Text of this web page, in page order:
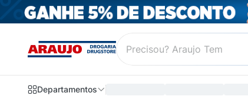
Departamentos